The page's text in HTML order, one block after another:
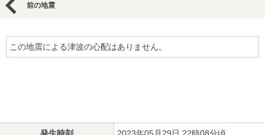
前の地震
この地震による津波の心配はありません。
発生時刻 2023年05月29日 22時08分頃